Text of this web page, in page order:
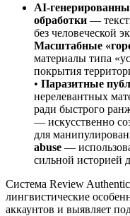
AI-
обработки —
без человеческой
Масштабные
материалы типа
покрытия
• Паразитные
нерелевантных
ради быстрого
— искусственно
для
abuse —
сильной историей
Система Review
лингвистические
аккаунтов и выявляет